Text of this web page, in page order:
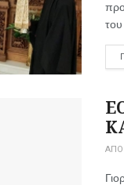
του
ΑΠΌ